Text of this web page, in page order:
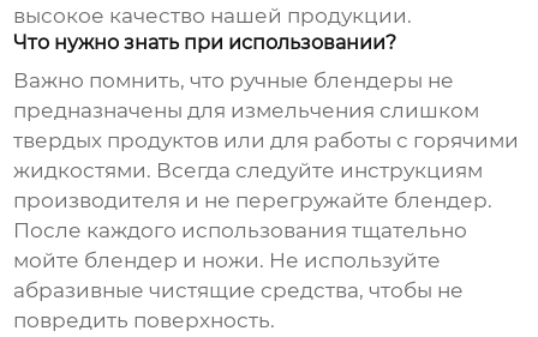
высокое качество нашей продукции.
Что нужно знать при использовании?
Важно помнить, что ручные блендеры не
предназначены для измельчения слишком
твердых продуктов или для работы с горячими
жидкостями. Всегда следуйте инструкциям
производителя и не перегружайте блендер.
После каждого использования тщательно
мойте блендер и ножи. Не используйте
абразивные чистящие средства, чтобы не
повредить поверхность.